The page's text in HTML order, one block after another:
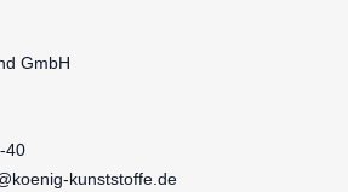
GmbH
40
kunststoffe.de